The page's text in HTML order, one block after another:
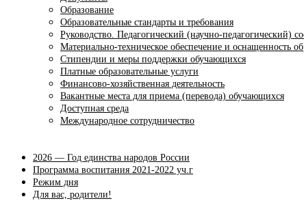
Образование
Образовательные стандарты и требования
Руководство. Педагогический (научно-педагогический)
Материально-техническое обеспечение и оснащенность
Стипендии и меры поддержки обучающихся
Платные образовательные услуги
Финансово-хозяйственная деятельность
Вакантные места для приема (перевода) обучающихся
Доступная среда
Международное сотрудничество
2026 — Год единства народов России
Программа воспитания 2021-2022 уч.г
Режим дня
Для вас, родители!